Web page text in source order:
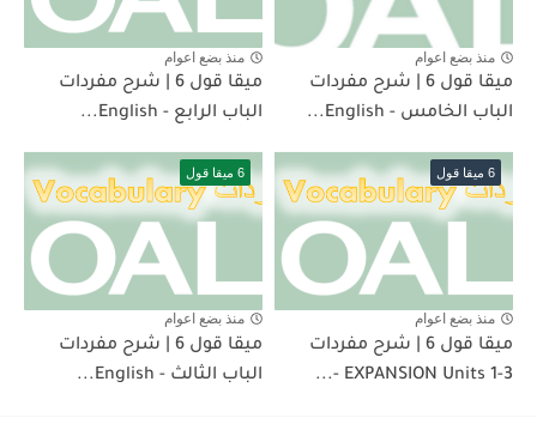
منذ بضع اعوام
ميقا قول 6 | شرح مفردات
الباب الخامس - English...
منذ بضع اعوام
ميقا قول 6 | شرح مفردات
الباب الرابع - English...
6 ميقا قول
منذ بضع اعوام
ميقا قول 6 | شرح مفردات
EXPANSION Units 1-3 -...
6 ميقا قول
منذ بضع اعوام
ميقا قول 6 | شرح مفردات
الباب الثالث - English...